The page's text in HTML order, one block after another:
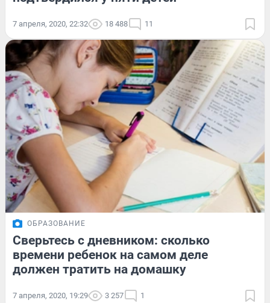
7 апреля, 2020, 22:32 18 488 11
ОБРАЗОВАНИЕ
Сверьтесь с дневником: сколько
времени ребенок на самом деле
должен тратить на домашку
7 апреля, 2020, 19:29 3 257 1